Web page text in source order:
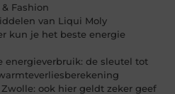
Fashion
van Liqui Moly
kun je het beste energie
energieverbruik: de sleutel tot
ook hier geldt zeker geef